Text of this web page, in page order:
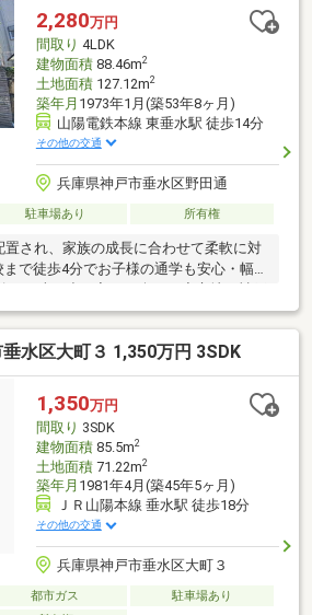
しをし始めてすぐの方もお気軽にお問合
2,280万円
間取り 4LDK
建物面積88.46m2
土地面積127.12m2
築年月 1973年1月(築53年8ヶ月)
山陽電鉄本線 東垂水駅 徒歩14分
その他の交通
兵庫県神戸市垂水区野田通
駐車場あり 所有権
され、家族の成長に合わせて柔軟に対
で徒歩4分でお子様の通学も安心・幅員
で、車の出し入れも楽々！◇立地・神戸
4分・神戸市立垂水中学校まで徒歩約
由◆◇１．お金の扱い方のプロ、ファ
資金計画をサポート！２．買い替えな
チームあり！３．たくさんの銀行と繋
金利になるように審査が可能！弊社は専
いるため、より多くの知見がございます
！
水区大町３ 1,350万円 3SDK
1,350万円
間取り 3SDK
建物面積85.5m2
土地面積71.22m2
築年月 1981年4月(築45年5ヶ月)
ＪＲ山陽本線 垂水駅 徒歩18分
その他の交通
兵庫県神戸市垂水区大町３
都市ガス
駐車場あり